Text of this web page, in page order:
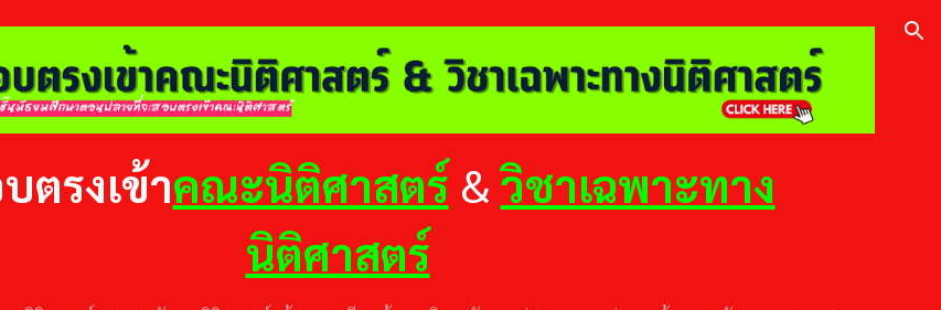
ตรงเข้าคณะนิติศาสตร์ &วิชาเฉพาะทาง
นิติศาสตร์